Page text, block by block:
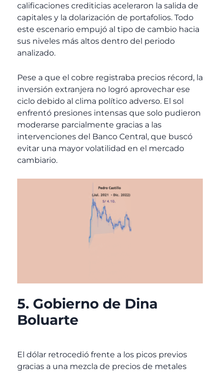
calificaciones crediticias aceleraron la salida de
capitales y la dolarización de portafolios. Todo
este escenario empujó al tipo de cambio hacia
sus niveles más altos dentro del periodo
analizado.
Pese a que el cobre registraba precios récord, la
inversión extranjera no logró aprovechar ese
ciclo debido al clima político adverso. El sol
enfrentó presiones intensas que solo pudieron
moderarse parcialmente gracias a las
intervenciones del Banco Central, que buscó
evitar una mayor volatilidad en el mercado
cambiario.
5. Gobierno de Dina
Boluarte
El dólar retrocedió frente a los picos previos
gracias a una mezcla de precios de metales